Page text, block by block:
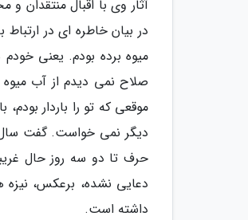
در بیان خاطره ای در
میوه برده بودم. یعنی
صلاح نمی دیدم از آب
موقعی که تو را باردار
دیگر نمی خواست. گفت
حرف تا دو سه روز حال
دعایی نشده، برعکس،
داشته است.